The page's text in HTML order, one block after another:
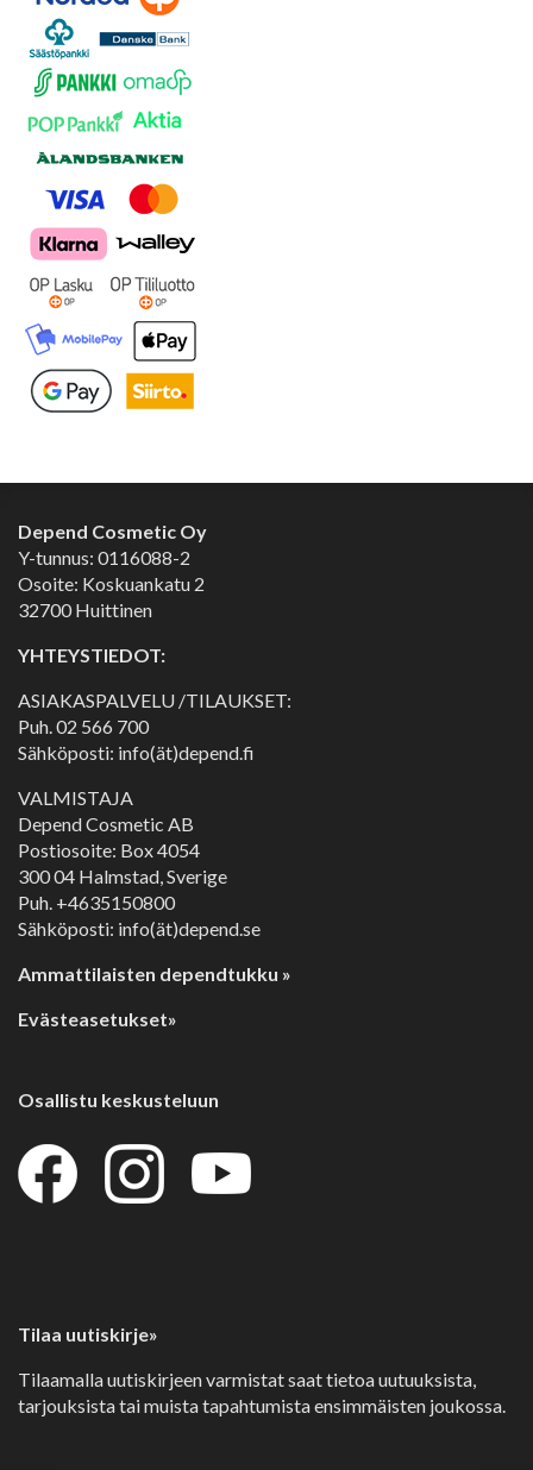
Depend Cosmetic Oy
Y-tunnus: 0116088-2
Osoite: Koskuankatu 2
32700 Huittinen
YHTEYSTIEDOT:
ASIAKASPALVELU /TILAUKSET:
Puh.02 566 700
Sähköposti: info(ät)depend.fi
VALMISTAJA
Depend Cosmetic AB
Postiosoite: Box 4054
300 04 Halmstad, Sverige
Puh. +4635150800
Sähköposti: info(ät)depend.se
Ammattilaisten dependtukku »
Evästeasetukset»
Osallistu keskusteluun
Tilaa uutiskirje»
Tilaamalla uutiskirjeen varmistat saat tietoa uutuuksista,
tarjouksista tai muista tapahtumista ensimmäisten joukossa.